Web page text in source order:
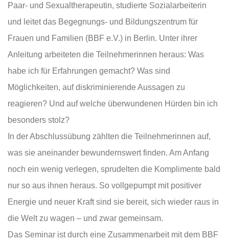
Paar- und Sexualtherapeutin, studierte Sozialarbeiterin
und leitet das Begegnungs- und Bildungszentrum für
Frauen und Familien (BBF e.V.) in Berlin. Unter ihrer
Anleitung arbeiteten die Teilnehmerinnen heraus: Was
habe ich für Erfahrungen gemacht? Was sind
Möglichkeiten, auf diskriminierende Aussagen zu
reagieren? Und auf welche überwundenen Hürden bin ich
besonders stolz?
In der Abschlussübung zählten die Teilnehmerinnen auf,
was sie aneinander bewundernswert finden. Am Anfang
noch ein wenig verlegen, sprudelten die Komplimente bald
nur so aus ihnen heraus. So vollgepumpt mit positiver
Energie und neuer Kraft sind sie bereit, sich wieder raus in
die Welt zu wagen – und zwar gemeinsam.
Das Seminar ist durch eine Zusammenarbeit mit dem BBF